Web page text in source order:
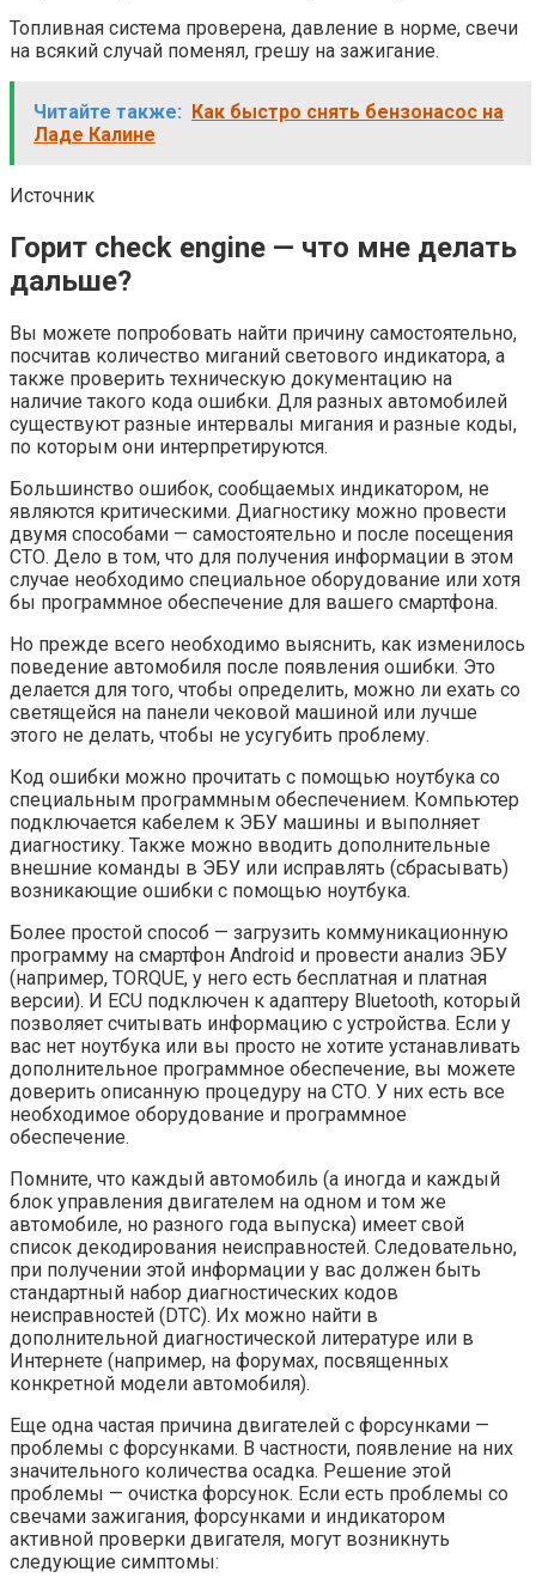
Топливная система проверена, давление в норме, свечи
на всякий случай поменял, грешу на зажигание.
Читайте также: Как быстро снять бензонасос на
Ладе Калине
Источник
Горит check engine — что мне делать
дальше?
Вы можете попробовать найти причину самостоятельно,
посчитав количество миганий светового индикатора, а
также проверить техническую документацию на
наличие такого кода ошибки. Для разных автомобилей
существуют разные интервалы мигания и разные коды,
по которым они интерпретируются.
Большинство ошибок, сообщаемых индикатором, не
являются критическими. Диагностику можно провести
двумя способами — самостоятельно и после посещения
СТО. Дело в том, что для получения информации в этом
случае необходимо специальное оборудование или хотя
бы программное обеспечение для вашего смартфона.
Но прежде всего необходимо выяснить, как изменилось
поведение автомобиля после появления ошибки. Это
делается для того, чтобы определить, можно ли ехать со
светящейся на панели чековой машиной или лучше
этого не делать, чтобы не усугубить проблему.
Код ошибки можно прочитать с помощью ноутбука со
специальным программным обеспечением. Компьютер
подключается кабелем к ЭБУ машины и выполняет
диагностику. Также можно вводить дополнительные
внешние команды в ЭБУ или исправлять (сбрасывать)
возникающие ошибки с помощью ноутбука.
Более простой способ — загрузить коммуникационную
программу на смартфон Android и провести анализ ЭБУ
(например, TORQUE, у него есть бесплатная и платная
версии). И ECU подключен к адаптеру Bluetooth, который
позволяет считывать информацию с устройства. Если у
вас нет ноутбука или вы просто не хотите устанавливать
дополнительное программное обеспечение, вы можете
доверить описанную процедуру на СТО. У них есть все
необходимое оборудование и программное
обеспечение.
Помните, что каждый автомобиль (а иногда и каждый
блок управления двигателем на одном и том же
автомобиле, но разного года выпуска) имеет свой
список декодирования неисправностей. Следовательно,
при получении этой информации у вас должен быть
стандартный набор диагностических кодов
неисправностей (DTC). Их можно найти в
дополнительной диагностической литературе или в
Интернете (например, на форумах, посвященных
конкретной модели автомобиля).
Еще одна частая причина двигателей с форсунками —
проблемы с форсунками. В частности, появление на них
значительного количества осадка. Решение этой
проблемы — очистка форсунок. Если есть проблемы со
свечами зажигания, форсунками и индикатором
активной проверки двигателя, могут возникнуть
следующие симптомы: